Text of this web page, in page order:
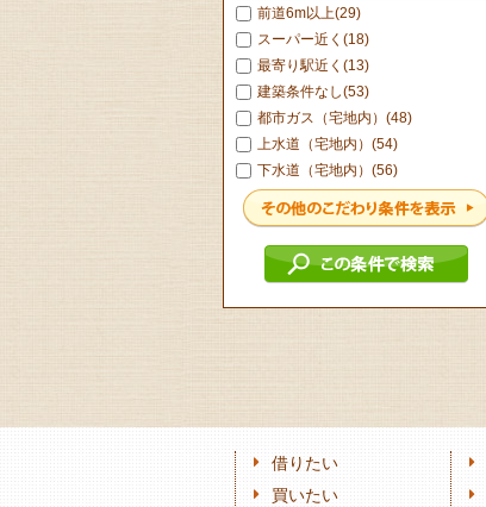
前道6m以上(29)
スーパー近く(18)
最寄り駅近く(13)
建築条件なし(53)
都市ガス（宅地内）(48)
上水道（宅地内）(54)
下水道（宅地内）(56)
借りたい
買いたい